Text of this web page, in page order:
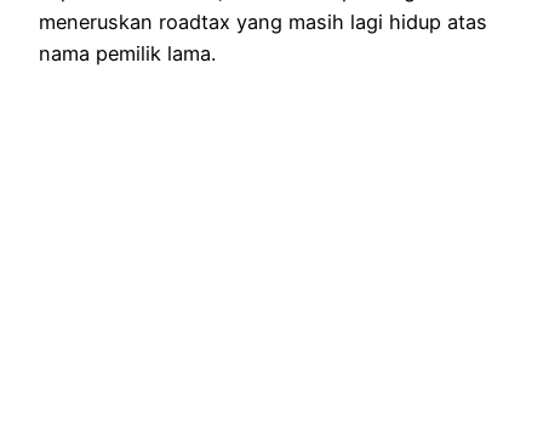
meneruskan roadtax yang masih lagi hidup atas
nama pemilik lama.